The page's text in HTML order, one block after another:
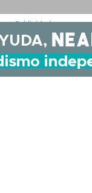
- Publicidad -